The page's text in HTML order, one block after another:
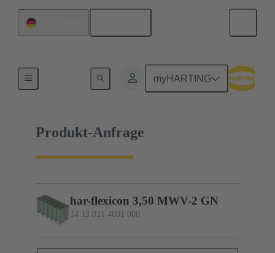
myHARTING
14 13 021 4001 000
Produkt-Anfrage
har-flexicon 3,50 MWV-2 GN
14 13 021 4001 000